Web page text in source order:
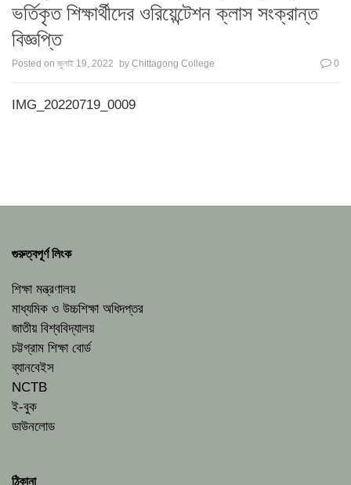
ভর্তিকৃত শিক্ষার্থীদের ওরিয়েন্টেশন ক্লাস সংক্রান্ত
বিজ্ঞপ্তি
Posted on জুলাই 19, 2022 by Chittagong College 0
IMG_20220719_0009
গুরুত্বপূর্ণ লিংক
শিক্ষা মন্ত্রণালয়
মাধ্যমিক ও উচ্চশিক্ষা অধিদপ্তর
জাতীয় বিশ্ববিদ্যালয়
চট্টগ্রাম শিক্ষা বোর্ড
ব্যানবেইস
NCTB
ই-বুক
ডাউনলোড
ঠিকানা